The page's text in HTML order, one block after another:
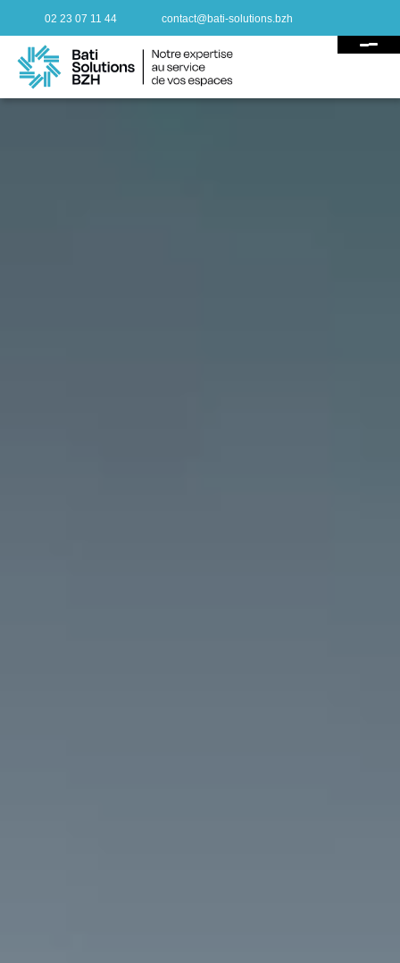
02 23 07 11 44 contact@bati-solutions.bzh